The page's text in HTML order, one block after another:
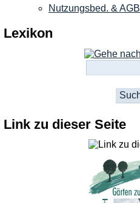
Nutzungsbed. & AGB
Lexikon
Link zu dieser Seite